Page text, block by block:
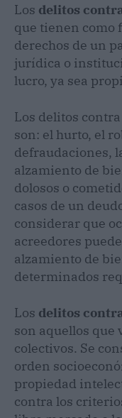
Los delitos
que tienen como
derechos de un
jurídica o
lucro, ya sea
Los delitos
son: el hurto, el
defraudaciones,
alzamiento de
dolosos o
casos de un
considerar que
acreedores
alzamiento de
determinados
Los delitos
son aquellos que
colectivos. Se
orden
propiedad
contra los